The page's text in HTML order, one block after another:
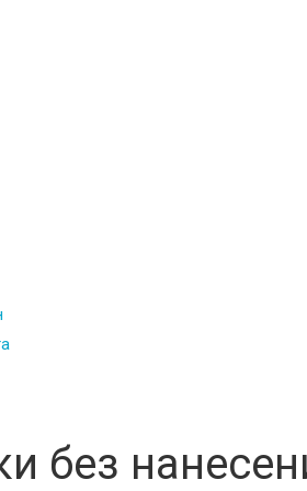
без